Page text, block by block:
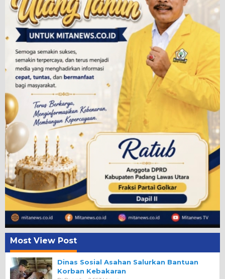
Most View Post
Dinas Sosial Asahan Salurkan Bantuan
Korban Kebakaran